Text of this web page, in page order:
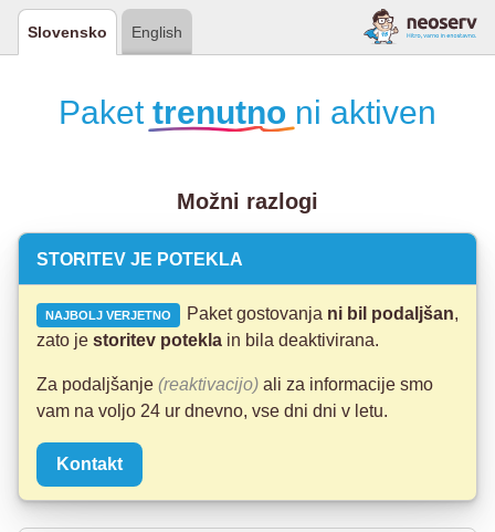
Slovensko English
Paket trenutno ni aktiven
Možni razlogi
STORITEV JE POTEKLA
NAJBOLJ VERJETNO Paket gostovanja ni bil podaljšan,
zato je storitev potekla in bila deaktivirana.
Za podaljšanje (reaktivacijo) ali za informacije smo
vam na voljo 24 ur dnevno, vse dni dni v letu.
Kontakt